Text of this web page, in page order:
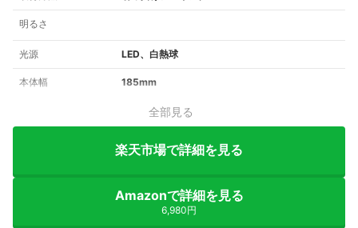
明るさ
光源 LED、白熱球
本体幅 185mm
全部見る
楽天市場で詳細を見る
Amazonで詳細を見る
6,980円